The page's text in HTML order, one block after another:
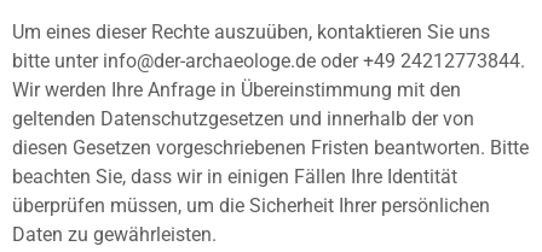
Um eines dieser Rechte auszuüben, kontaktieren Sie uns
bitte unter info@der-archaeologe.de oder +49 24212773844.
Wir werden Ihre Anfrage in Übereinstimmung mit den
geltenden Datenschutzgesetzen und innerhalb der von
diesen Gesetzen vorgeschriebenen Fristen beantworten. Bitte
beachten Sie, dass wir in einigen Fällen Ihre Identität
überprüfen müssen, um die Sicherheit Ihrer persönlichen
Daten zu gewährleisten.